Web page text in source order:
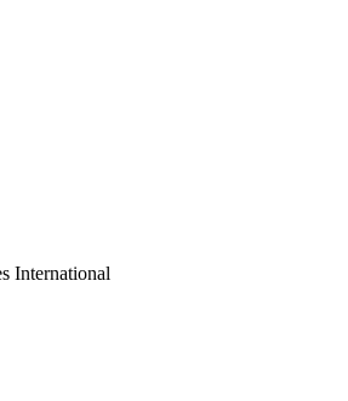
International